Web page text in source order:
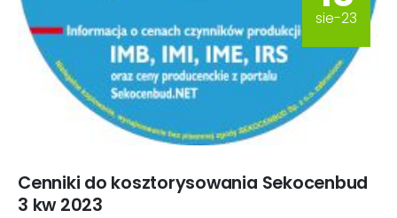
sie-23
Cenniki do kosztorysowania Sekocenbud
3 kw 2023